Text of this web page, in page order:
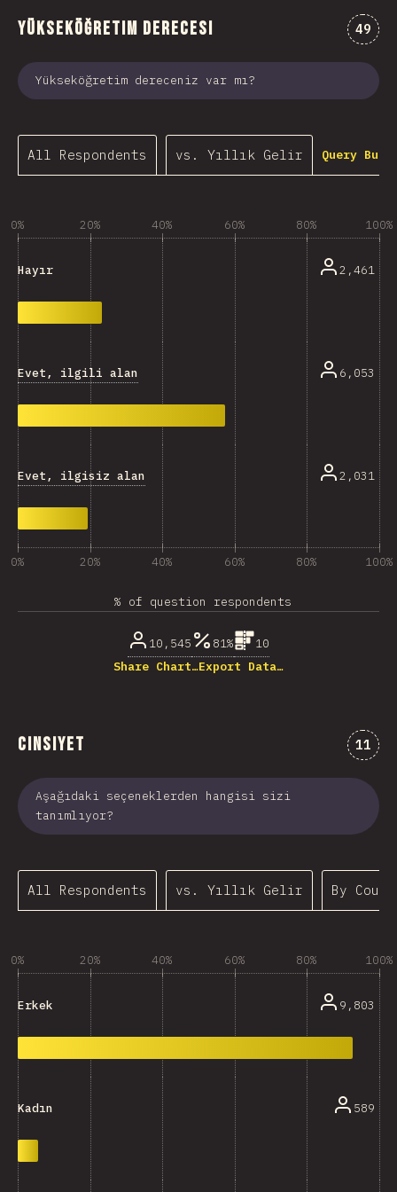
Yükseköğretim Derecesi 49
Yükseköğretim dereceniz var mı?
All Respondents vs. Yıllık Gelir Query
0% 20% 40% 60% 80% 100%
Hayır 2,461
Evet, ilgili alan 6,053
Evet, ilgisiz alan 2,031
0% 20% 40% 60% 80% 100%
% of question respondents
10,545 81%
10
Share Chart…Export Data…
Cinsiyet 11
Aşağıdaki seçeneklerden hangisi sizi
tanımlıyor?
All Respondents vs. Yıllık Gelir By
0% 20% 40% 60% 80% 100%
Erkek 9,803
Kadın 589